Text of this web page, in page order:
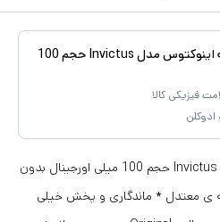
ادو تویلت مردانه اینوکتوس مدل Invictus حجم 100
فیزیکی کالا
ادو تویلت مردانه اینوکتوس مدل Invictus حجم 100 میلی اورجینال بدون
ی معتدل * ماندگاری و پخش خیلی